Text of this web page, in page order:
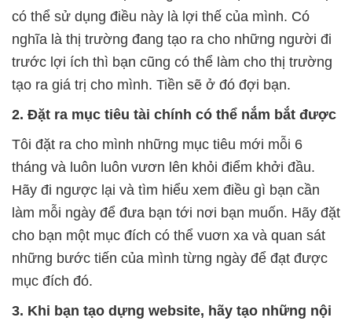
có thể sử dụng điều này là lợi thế của mình. Có
nghĩa là thị trường đang tạo ra cho những người đi
trước lợi ích thì bạn cũng có thể làm cho thị trường
tạo ra giá trị cho mình. Tiền sẽ ở đó đợi bạn.
2. Đặt ra mục tiêu tài chính có thể nắm bắt được
Tôi đặt ra cho mình những mục tiêu mới mỗi 6
tháng và luôn luôn vươn lên khỏi điểm khởi đầu.
Hãy đi ngược lại và tìm hiểu xem điều gì bạn cần
làm mỗi ngày để đưa bạn tới nơi bạn muốn. Hãy đặt
cho bạn một mục đích có thể vuơn xa và quan sát
những bước tiến của mình từng ngày để đạt được
mục đích đó.
3. Khi bạn tạo dựng website, hãy tạo những nội